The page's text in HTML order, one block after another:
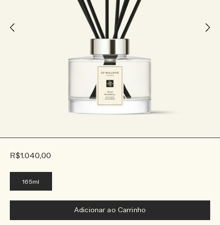
R$1.040,00
165ml
Adicionar ao Carrinho